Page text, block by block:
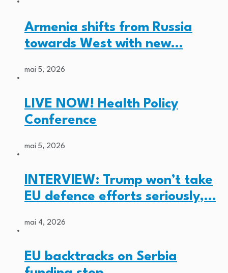
Armenia shifts from Russia
towards West with new…
mai 5, 2026
LIVE NOW! Health Policy
Conference
mai 5, 2026
INTERVIEW: Trump won’t take
EU defence efforts seriously,…
mai 4, 2026
EU backtracks on Serbia